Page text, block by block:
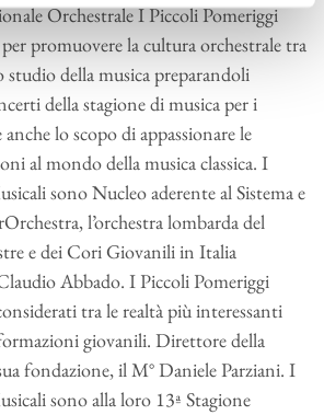
Orchestrale I Piccoli Pomeriggi
per promuovere la cultura orchestrale tra
della musica preparandoli
della stagione di musica per i
lo scopo di appassionare le
al mondo della musica classica. I
sono Nucleo aderente al Sistema e
l’orchestra lombarda del
e dei Cori Giovanili in Italia
Abbado. I Piccoli Pomeriggi
tra le realtà più interessanti
giovanili. Direttore della
fondazione, il M° Daniele Parziani. I
sono alla loro 13ª Stagione